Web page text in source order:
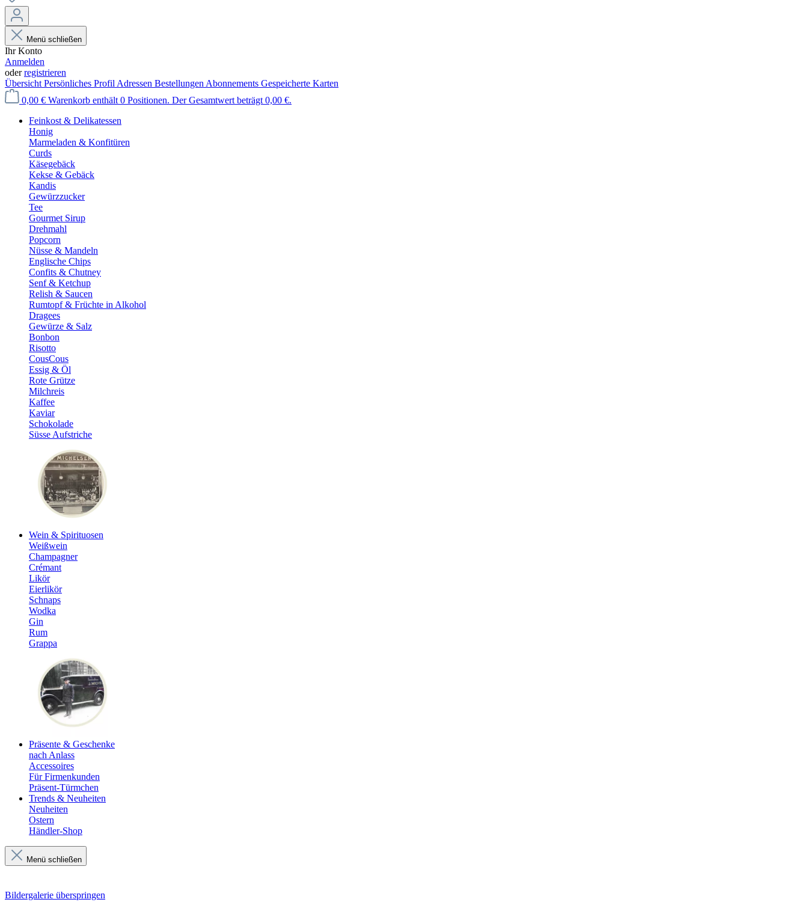
Menü schließen
Ihr Konto
Anmelden
oderregistrieren
Übersicht Persönliches Profil Adressen Bestellungen Abonnements Gespeicherte Karten
0,00 € Warenkorb enthält 0 Positionen. Der Gesamtwert beträgt 0,00 €.
Feinkost & Delikatessen
Honig
Marmeladen & Konfitüren
Curds
Käsegebäck
Kekse & Gebäck
Kandis
Gewürzzucker
Tee
Gourmet Sirup
Drehmahl
Popcorn
Nüsse & Mandeln
Englische Chips
Confits & Chutney
Senf & Ketchup
Relish & Saucen
Rumtopf & Früchte in Alkohol
Dragees
Gewürze & Salz
Bonbon
Risotto
CousCous
Essig & Öl
Rote Grütze
Milchreis
Kaffee
Kaviar
Schokolade
Süsse Aufstriche
Wein & Spirituosen
Weißwein
Champagner
Crémant
Likör
Eierlikör
Schnaps
Wodka
Gin
Rum
Grappa
Präsente & Geschenke
nach Anlass
Accessoires
Für Firmenkunden
Präsent-Türmchen
Trends & Neuheiten
Neuheiten
Ostern
Händler-Shop
Menü schließen
Bildergalerie überspringen